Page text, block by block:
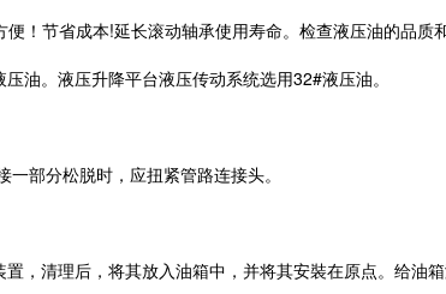
！节省成本!延长滚动轴承使用寿命。检查液压油的品
油。液压升降平台液压传动系统选用32#液压油。
部分松脱时，应扭紧管路连接头。
，清理后，将其放入油箱中，并将其安裝在原点。给油箱